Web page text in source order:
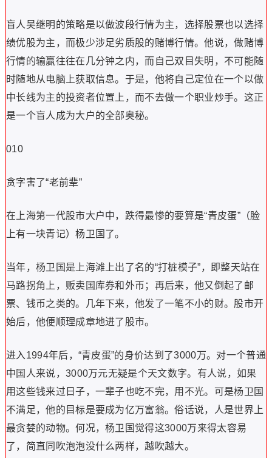
盲人吴继明的策略是以做波段行情为主，选择股票也以选择
绩优股为主，而极少涉足劣质股的赌博行情。他说，做赌博
行情的输赢往往在几分钟之内，而自己双目失明，不可能随
时随地从电脑上获取信息。于是，他将自己定位在一个以做
中长线为主的投资者位置上，而不去做一个职业炒手。这正
是一个盲人成为大户的全部奥秘。
010
贪字害了“老前辈”
在上海第一代股市大户中，跌得最惨的要算是“青皮蛋”（脸
上有一块青记）杨卫国了。
当年，杨卫国是上海滩上出了名的“打桩模子”，即整天站在
马路拐角上，贩卖国库券和外币；再后来，他又倒起了邮
票、钱币之类的。几年下来，他发了一笔不小的财。股市开
始后，他便顺理成章地进了股市。
进入1994年后，“青皮蛋”的身价达到了3000万。对一个普通
中国人来说，3000万元无疑是个天文数字。有人说，如果
用这些钱来过日子，一辈子也吃不完，用不光。可是杨卫国
不满足，他的目标是要成为亿万富翁。俗话说，人是世界上
最贪婪的动物。何况，杨卫国觉得这3000万来得太容易
了，简直同吹泡泡没什么两样，越吹越大。